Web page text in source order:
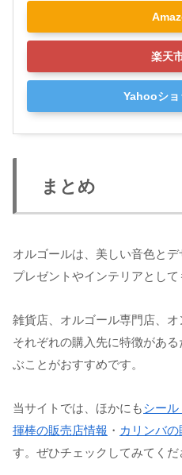
楽天
Yahooショ
まとめ
オルゴールは、美しい音色とデ
プレゼントやインテリアとして
雑貨店、オルゴール専門店、
それぞれの購入先に特徴があ
ぶことがおすすめです。
当サイトでは、ほかにもシー
揮棒の販売店情報 ・ カリンバ
す。ぜひチェックしてみてくだ